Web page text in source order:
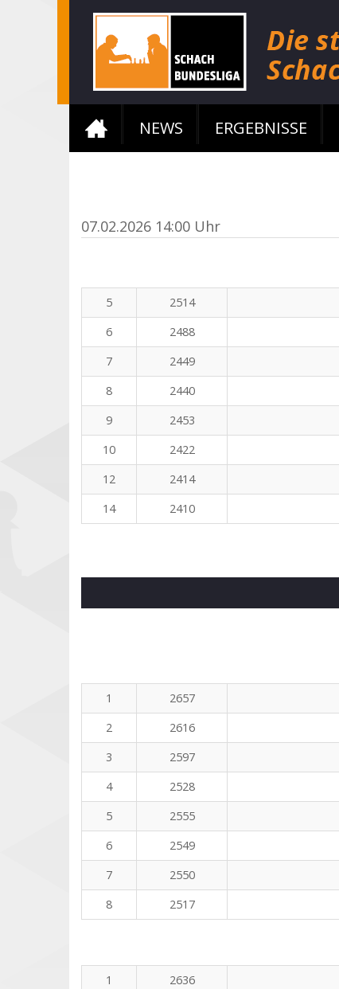
NEWS ERGEBNISSE
07.02.2026 14:00 Uhr
5 2514
6
2488
7
2449
8
2440
9
2453
10
2422
12
2414
14
2410
1
2657
2
2616
3
2597
4
2528
5
2555
6
2549
7
2550
8
2517
1
2636